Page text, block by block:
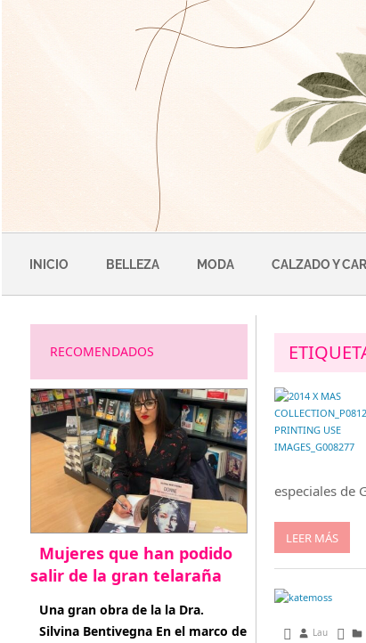
INICIO BELLEZA MODA CALZADO Y
especiales de
LEER MÁS
mayo 3,
Lau
RECOMENDADOS
Mujeres que han podido
salir de la gran telaraña
abril 29, 2026
Una gran obra de la la Dra.
Silvina Bentivegna En el marco de